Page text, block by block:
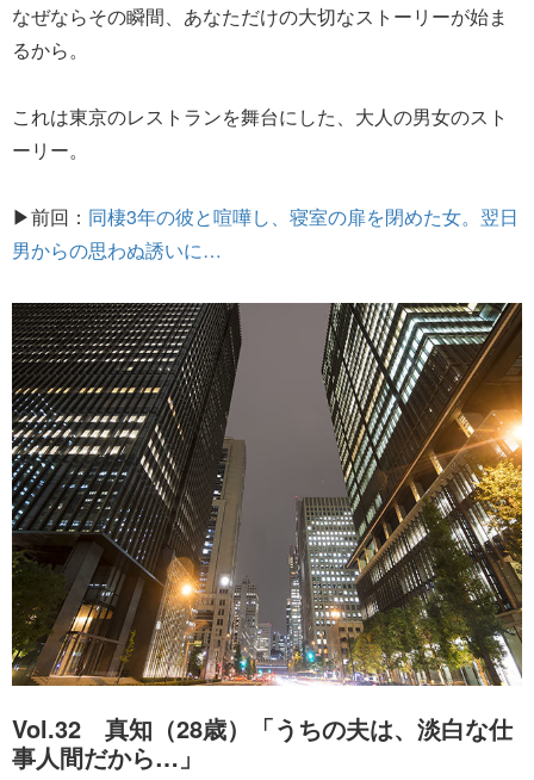
なぜならその瞬間、あなただけの大切なストーリーが始ま
るから。
これは東京のレストランを舞台にした、大人の男女のスト
ーリー。
▶前回： 同棲3年の彼と喧嘩し、寝室の扉を閉めた女。翌日
男からの思わぬ誘いに…
Vol.32 真知（28歳）「うちの夫は、淡白な仕
事人間だから…」